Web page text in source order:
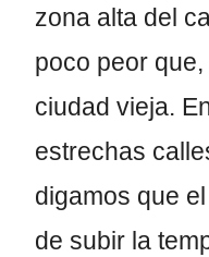
zona alta del
poco peor
ciudad vieja.
estrechas
digamos que
de subir la